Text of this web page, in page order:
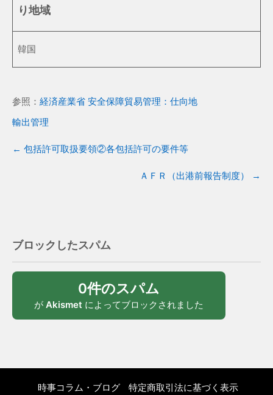
り地域
韓国
参照： 経済産業省 安全保障貿易管理：仕向地
輸出管理
← 包括許可取扱要領②各包括許可の要件等
ＡＦＲ（出港前報告制度） →
ブロックしたスパム
0件のスパム
が Akismet によってブロックされました
時事コラム・ブログ 特定商取引法に基づく表示